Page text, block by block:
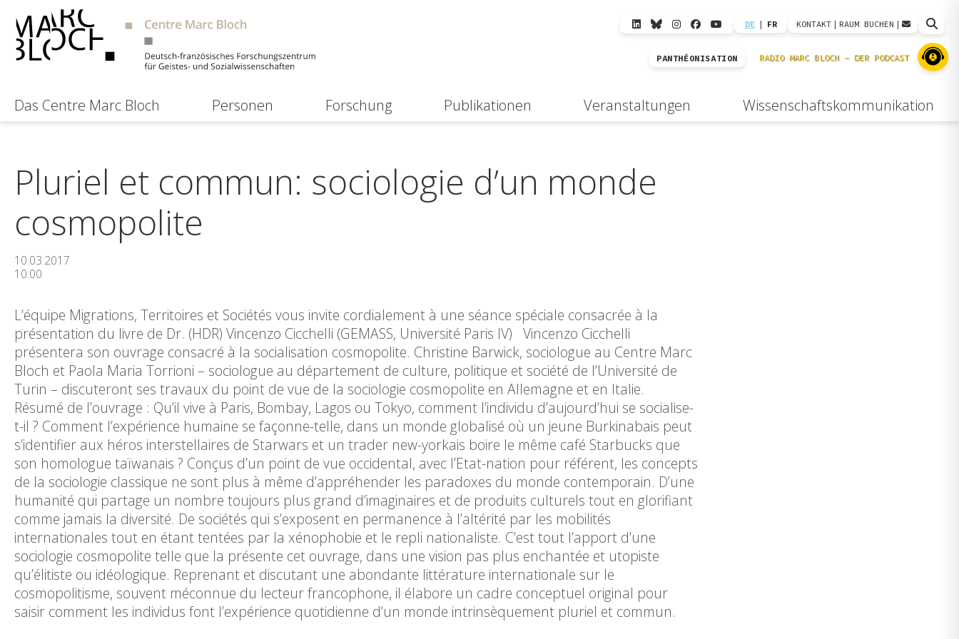
DE | FR KONTAKT | RAUM BUCHEN |
PANTHÉONISATION
Das Centre Marc Bloch Personen Forschung Publikationen Veranstaltungen Wissenschaftskommunikation
Pluriel et commun: sociologie d’un monde
cosmopolite
10.03.2017
10:00
L’équipe Migrations, Territoires et Sociétés vous invite cordialement à une séance spéciale consacrée à la
présentation du livre de Dr. (HDR) Vincenzo Cicchelli (GEMASS, Université Paris IV) Vincenzo Cicchelli
présentera son ouvrage consacré à la socialisation cosmopolite. Christine Barwick, sociologue au Centre Marc
Bloch et Paola Maria Torrioni – sociologue au département de culture, politique et société de l’Université de
Turin – discuteront ses travaux du point de vue de la sociologie cosmopolite en Allemagne et en Italie.
Résumé de l’ouvrage : Qu’il vive à Paris, Bombay, Lagos ou Tokyo, comment l’individu d’aujourd’hui se socialise-
t-il ? Comment l’expérience humaine se façonne-telle, dans un monde globalisé où un jeune Burkinabais peut
s’identifier aux héros interstellaires de Starwars et un trader new-yorkais boire le même café Starbucks que
son homologue taïwanais ? Conçus d’un point de vue occidental, avec l’Etat-nation pour référent, les concepts
de la sociologie classique ne sont plus à même d’appréhender les paradoxes du monde contemporain. D’une
humanité qui partage un nombre toujours plus grand d’imaginaires et de produits culturels tout en glorifiant
comme jamais la diversité. De sociétés qui s’exposent en permanence à l’altérité par les mobilités
internationales tout en étant tentées par la xénophobie et le repli nationaliste. C’est tout l’apport d’une
sociologie cosmopolite telle que la présente cet ouvrage, dans une vision pas plus enchantée et utopiste
qu’élitiste ou idéologique. Reprenant et discutant une abondante littérature internationale sur le
cosmopolitisme, souvent méconnue du lecteur francophone, il élabore un cadre conceptuel original pour
saisir comment les individus font l’expérience quotidienne d’un monde intrinsèquement pluriel et commun.